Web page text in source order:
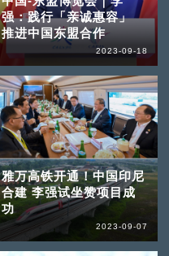
强：践行「亲诚惠容」
推进中国东盟合作
2023-09-18
雅万高铁开通！中国印尼
合建 李强试坐赞项目成
功
2023-09-07